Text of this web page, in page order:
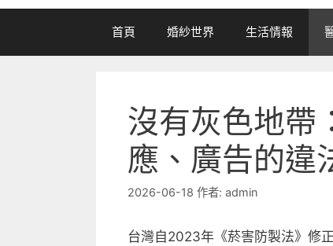
首頁 婚紗世界 生活情報
沒有灰色地帶
應、廣告的違
2026-06-18 作者: admin
台灣自2023年《菸害防製法》修